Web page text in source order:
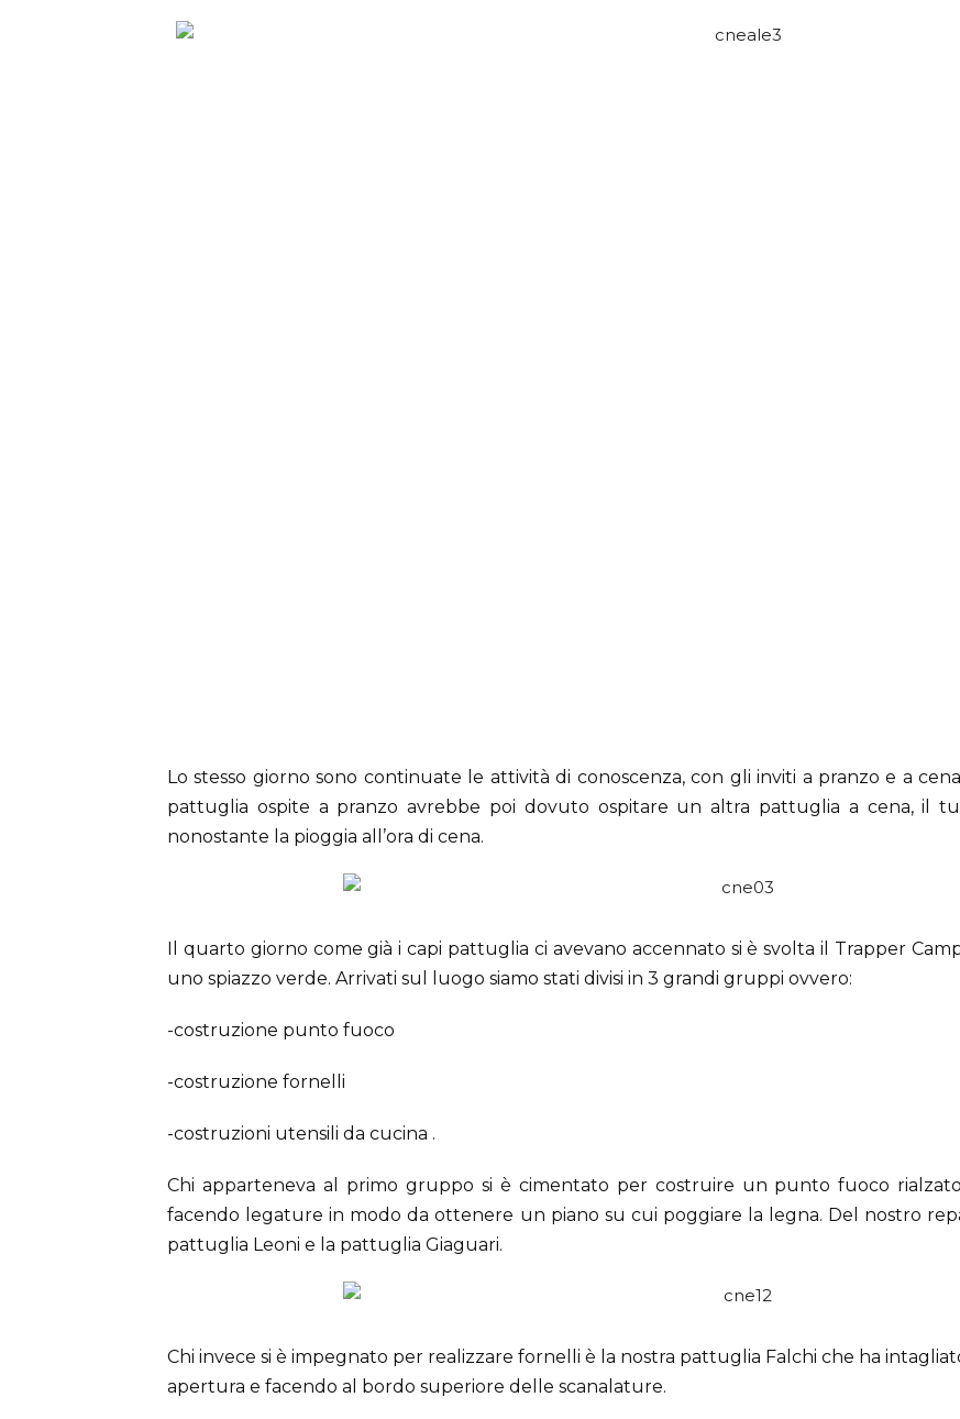
Lo stesso giorno sono continuate le attività di conoscenza, con gli inviti a pranzo e a
pattuglia ospite a pranzo avrebbe poi dovuto ospitare un altra pattuglia a cena, il
nonostante la pioggia all’ora di cena.
Il quarto giorno come già i capi pattuglia ci avevano accennato si è svolta il Trapper
uno spiazzo verde. Arrivati sul luogo siamo stati divisi in 3 grandi gruppi ovvero:
-costruzione punto fuoco
-costruzione fornelli
-costruzioni utensili da cucina .
Chi apparteneva al primo gruppo si è cimentato per costruire un punto fuoco
facendo legature in modo da ottenere un piano su cui poggiare la legna. Del nostro
pattuglia Leoni e la pattuglia Giaguari.
Chi invece si è impegnato per realizzare fornelli è la nostra pattuglia Falchi che ha
apertura e facendo al bordo superiore delle scanalature.